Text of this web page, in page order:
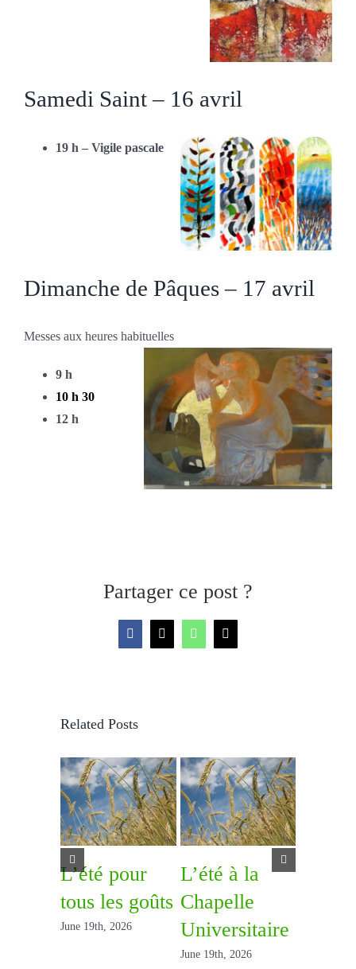
Samedi Saint – 16 avril
19 h – Vigile pascale
Dimanche de Pâques – 17 avril
Messes aux heures habituelles
9 h
10 h 30
12 h
Partager ce post ?
Facebook
X WhatsApp
Email
Related Posts
L’été pour
tous les goûts
June 19th, 2026
L’été à la
Chapelle
Universitaire
June 19th, 2026